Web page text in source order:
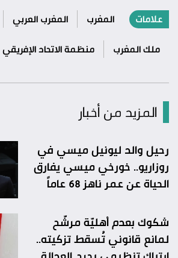
علامات المغرب المغرب العربي
ملك المغرب
منظمة الاتحاد الإفريقي
المزيد من أخبار
رحيل والد ليونيل ميسي في
روزاريو.. خورخي ميسي يفارق
الحياة عن عمر ناهز 68 عاماً
شكوك بعدم أهليّة مرشّح
لمانع قانوني تُسقط تزكيته..